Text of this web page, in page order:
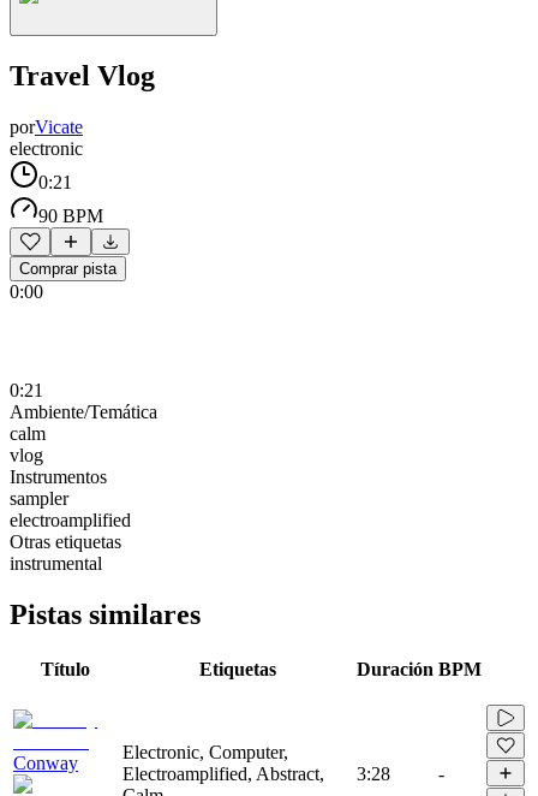
Travel Vlog
porVicate
electronic
0:21
90 BPM
Comprar pista
0:00
0:21
Ambiente/Temática
calm
vlog
Instrumentos
sampler
electroamplified
Otras etiquetas
instrumental
Pistas similares
Título Etiquetas Duración BPM
Conway
Electronic, Computer,
Electroamplified, Abstract,
3:28 -